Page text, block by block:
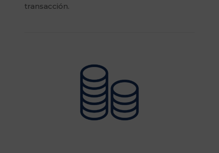
transacción.